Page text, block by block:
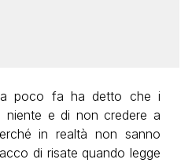
poco fa ha detto che i
niente e di non credere a
in realtà non sanno
di risate quando legge